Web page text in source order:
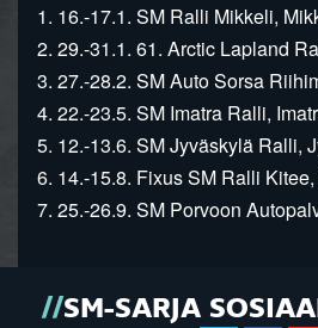
1. 16.-17.1. SM Ralli Mikkeli,
2. 29.-31.1. 61. Arctic Lapland
3. 27.-28.2. SM Auto Sorsa
4. 22.-23.5. SM Imatra Ralli,
5. 12.-13.6. SM Jyväskylä Ralli,
6. 14.-15.8. Fixus SM Ralli
7. 25.-26.9. SM Porvoon
SM-SARJA